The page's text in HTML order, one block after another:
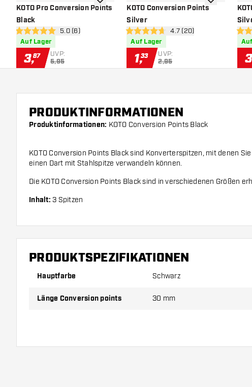
KOTO Pro Conversion Points
Black
Bewertungsbereich öffnen
5 Bewertungssterne
5.0 (6)
Auf Lager
3,87 UVP:
5,95
Zur Wunschliste hinzufügen
KOTO Conversion Points
Silver
Bewertungsbereich
4.7 Bewertungssterne
4.7 (20)
Auf Lager
1,33 UVP:
2,95
Zur
4.9
3
PRODUKTINFORMATIONEN
Produktinformationen: KOTO Conversion Points Black
KOTO Conversion Points Black sind Konverterspitzen, mit denen
einen Dart mit Stahlspitze verwandeln können.
Die KOTO Conversion Points Black sind in verschiedenen Größen
Inhalt: 3 Spitzen
PRODUKTSPEZIFIKATIONEN
Hauptfarbe Schwarz
Länge Conversion points 30 mm